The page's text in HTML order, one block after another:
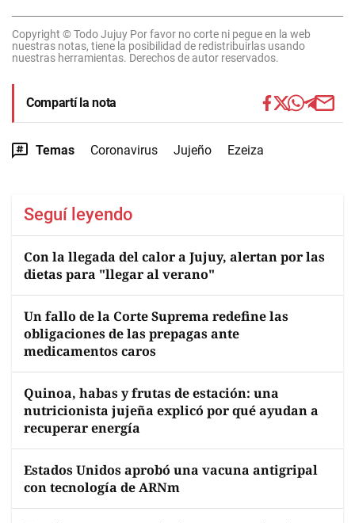
Copyright © Todo Jujuy Por favor no corte ni pegue en la web
nuestras notas, tiene la posibilidad de redistribuirlas usando
nuestras herramientas. Derechos de autor reservados.
Compartí la nota
Temas Coronavirus Jujeño Ezeiza
Seguí leyendo
Con la llegada del calor a Jujuy, alertan por las
dietas para "llegar al verano"
Un fallo de la Corte Suprema redefine las
obligaciones de las prepagas ante
medicamentos caros
Quinoa, habas y frutas de estación: una
nutricionista jujeña explicó por qué ayudan a
recuperar energía
Estados Unidos aprobó una vacuna antigripal
con tecnología de ARNm